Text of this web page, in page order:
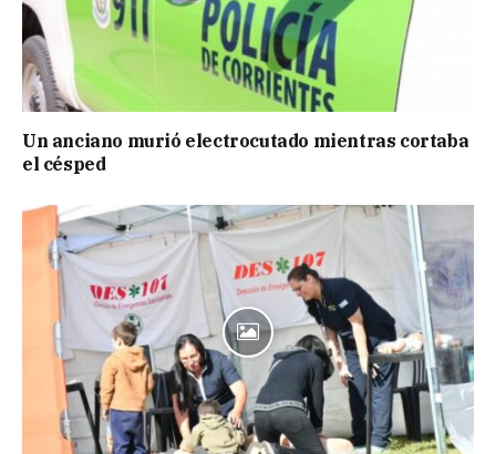
Un anciano murió electrocutado mientras cortaba
el césped